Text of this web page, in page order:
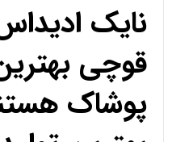
نایک
قوچی
پوشاک